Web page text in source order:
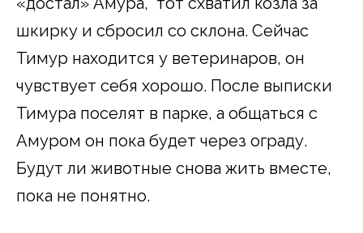
шкирку и сбросил со склона. Сейчас
Тимур находится у ветеринаров, он
чувствует себя хорошо. После выписки
Тимура поселят в парке, а общаться с
Амуром он пока будет через ограду.
Будут ли животные снова жить вместе,
пока не понятно.